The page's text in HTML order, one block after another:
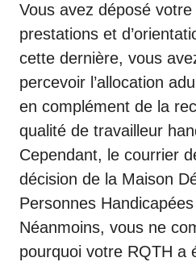
Vous avez déposé
prestations et
cette dernière, vous
percevoir l’allocation
en complément de la
qualité de travailleur
Cependant, le courrier
décision de la Maison
Personnes
Néanmoins, vous ne
pourquoi votre RQTH a